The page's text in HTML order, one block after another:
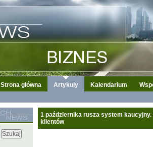
Strona główna Artykuły Kalendarium
1 października rusza system
klientów